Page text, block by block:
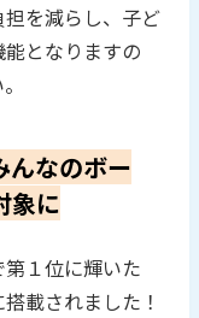
を減らし、子ど
となりますの
なのボー
象に
第１位に輝いた
載されました！